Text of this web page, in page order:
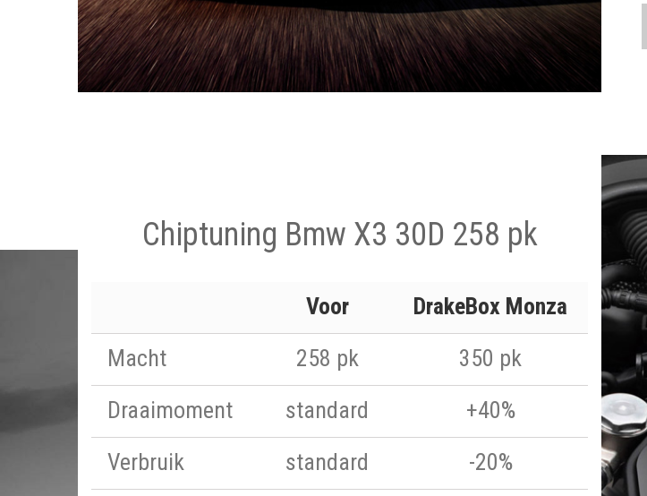
Chiptuning Bmw X3 30D 258 pk
Voor
DrakeBox Monza
Macht
258 pk
350 pk
Draaimoment
standard
+40%
Verbruik
standard
-20%